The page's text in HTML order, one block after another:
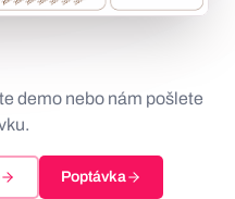
demo nebo nám pošlete
Poptávka